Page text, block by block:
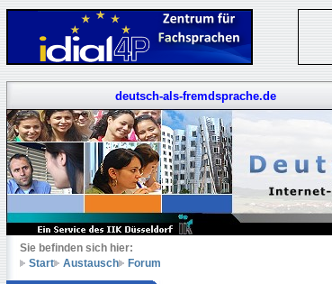
deutsch-als-fremdsprache.de
Sie befinden sich hier:
Start
Austausch Forum